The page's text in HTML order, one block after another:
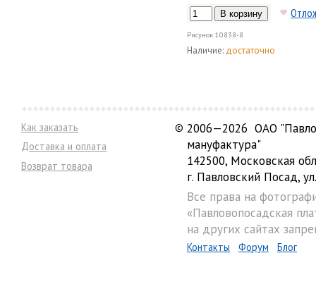
Рисунок 10838-8
Наличие: достаточно
Как заказать
Доставка и оплата
Возврат товара
© 2006—2026 ОАО
мануфактура"
142500, Московская
г. Павловский Посад,
Все права на
«Павловопосадская
на других сайтах
Контакты Форум Блог